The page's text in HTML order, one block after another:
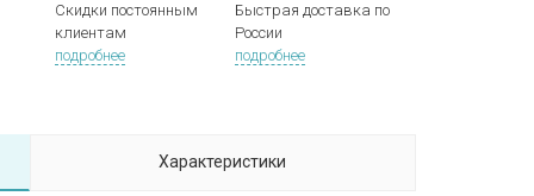
Скидки постоянным
клиентам
подробнее
Быстрая доставка по
России
подробнее
Характеристики